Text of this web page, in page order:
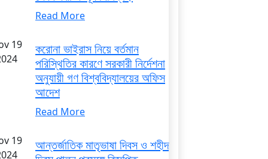
Read More
19
করোনা ভাইরাস নিয়ে বর্তমান
পরিস্থিতির কারণে সরকারী নির্দেশনা
অনুযায়ী গণ বিশ্ববিদ্যালয়ের অফিস
আদেশ
Read More
19
আন্তর্জাতিক মাতৃভাষা দিবস ও শহীদ